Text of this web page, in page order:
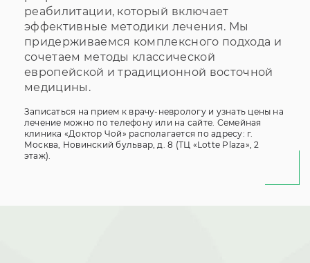
реабилитации, который включает
эффективные методики лечения. Мы
придерживаемся комплексного подхода и
сочетаем методы классической
европейской и традиционной восточной
медицины.
Записаться на прием к врачу-неврологу и узнать цены на
лечение можно по телефону или на сайте. Семейная
клиника «Доктор Чой» располагается по адресу: г.
Москва, Новинский бульвар, д. 8 (ТЦ «Lotte Plaza», 2
этаж).